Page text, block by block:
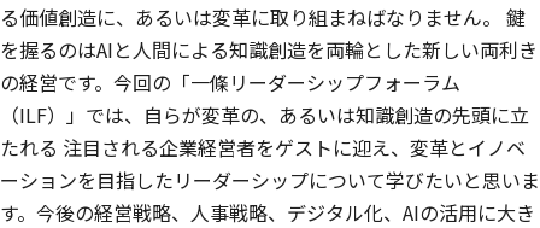
る価値創造に、あるいは変革に取り組まねばなりません。 鍵
を握るのはAIと人間による知識創造を両輪とした新しい両利き
の経営です。今回の「一條リーダーシップフォーラム
（ILF）」では、自らが変革の、あるいは知識創造の先頭に立
たれる 注目される企業経営者をゲストに迎え、変革とイノベ
ーションを目指したリーダーシップについて学びたいと思いま
す。今後の経営戦略、人事戦略、デジタル化、AIの活用に大き